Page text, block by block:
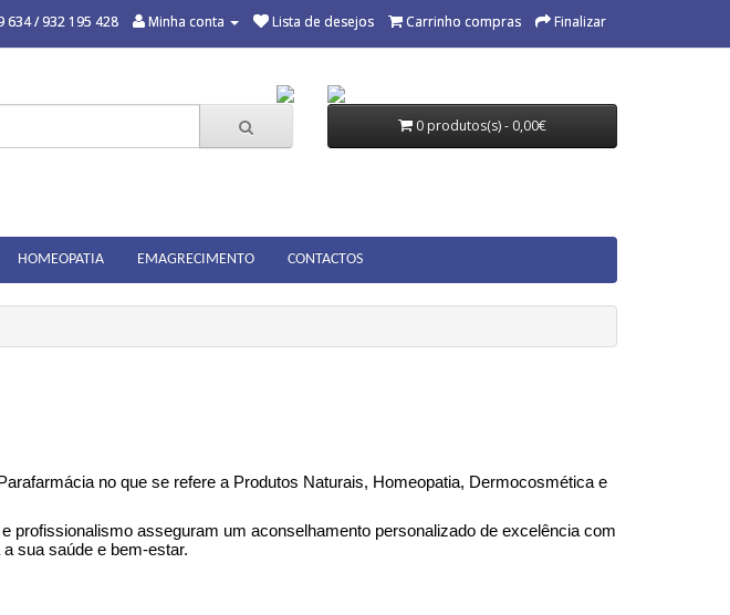
634 / 932 195 428 Minha conta Lista de desejos Carrinho compras Finalizar
0 produtos(s) - 0,00€
HOMEOPATIA EMAGRECIMENTO CONTACTOS
no que se refere a Produtos Naturais, Homeopatia, Dermocosmética e
asseguram um aconselhamento personalizado de excelência com
sua saúde e bem-estar.